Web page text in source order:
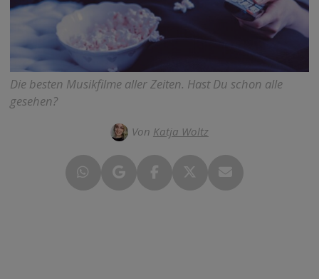
Die besten Musikfilme aller Zeiten. Hast Du schon alle
gesehen?
Von Katja Woltz